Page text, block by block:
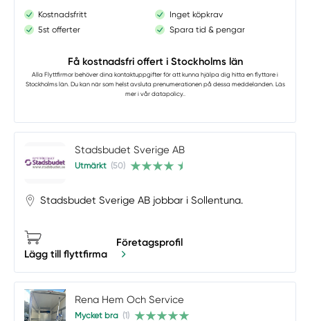
Kostnadsfritt
Inget köpkrav
5st offerter
Spara tid & pengar
Få kostnadsfri offert i Stockholms län
Alla Flyttfirmor behöver dina kontaktuppgifter för att kunna hjälpa dig hitta en flyttare i
Stockholms län. Du kan när som helst avsluta prenumerationen på dessa meddelanden. Läs
mer i vår datapolicy..
Stadsbudet Sverige AB
Utmärkt (50)
Stadsbudet Sverige AB jobbar i Sollentuna.
Lägg till flyttfirma
Företagsprofil
Rena Hem Och Service
Mycket bra (1)